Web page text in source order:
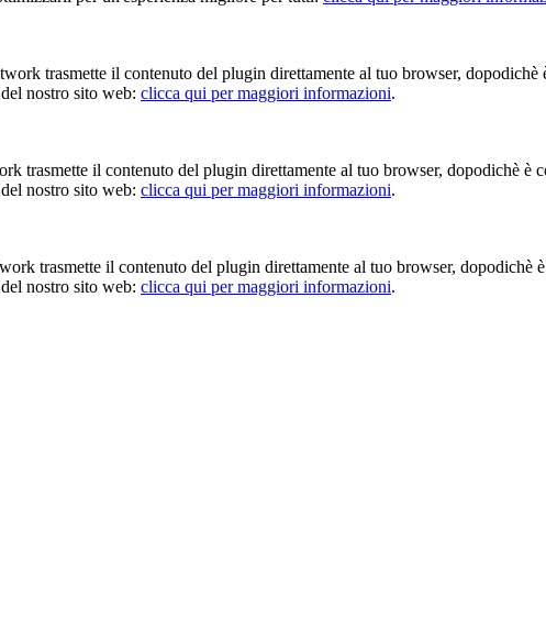
trasmette il contenuto del plugin direttamente al tuo browser,
nostro sito web: clicca qui per maggiori informazioni.
il contenuto del plugin direttamente al tuo browser, dopodichè è
nostro sito web: clicca qui per maggiori informazioni.
trasmette il contenuto del plugin direttamente al tuo browser, dopodichè
nostro sito web: clicca qui per maggiori informazioni.